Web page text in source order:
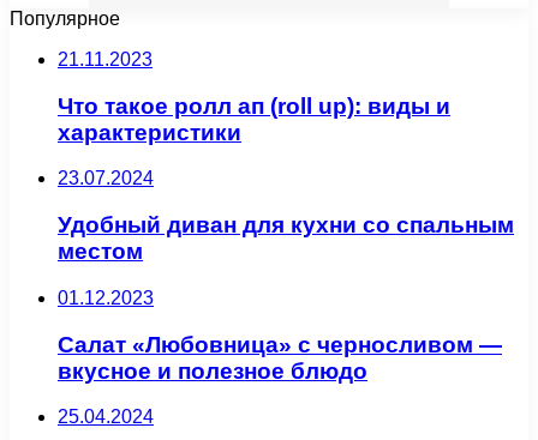
Популярное
21.11.2023
Что такое ролл ап (roll up): виды и
характеристики
23.07.2024
Удобный диван для кухни со спальным
местом
01.12.2023
Салат «Любовница» с черносливом —
вкусное и полезное блюдо
25.04.2024